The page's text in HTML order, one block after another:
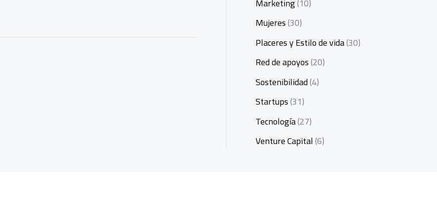
Mujeres(30)
Placeres y Estilo de vida(30)
Red de apoyos(20)
Sostenibilidad(4)
Startups(31)
Tecnología(27)
Venture Capital(6)